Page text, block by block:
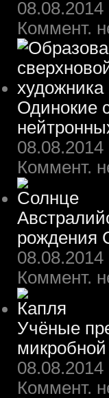
08.08.2014
Коммент.
Одинокие
08.08.2014
Коммент.
рождения
08.08.2014
Коммент.
Учёные
микробной
08.08.2014
Коммент.